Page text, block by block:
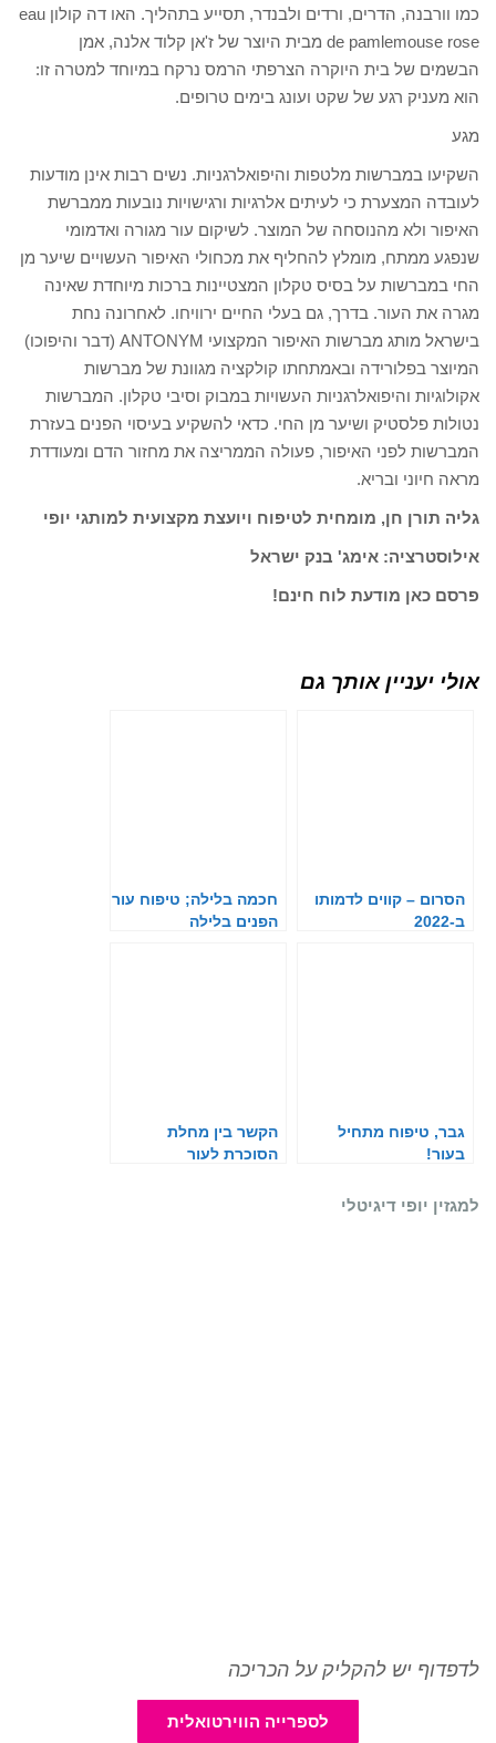
כמו וורבנה, הדרים, ורדים ולבנדר, תסייע בתהליך. האו דה קולון eau
de pamlemouse rose מבית היוצר של ז'אן קלוד אלנה, אמן
הבשמים של בית היוקרה הצרפתי הרמס נרקח במיוחד למטרה זו:
הוא מעניק רגע של שקט ועונג בימים טרופים.
מגע
השקיעו במברשות מלטפות והיפואלרגניות. נשים רבות אינן מודעות
לעובדה המצערת כי לעיתים אלרגיות ורגישויות נובעות ממברשת
האיפור ולא מהנוסחה של המוצר. לשיקום עור מגורה ואדמומי
שנפגע ממתח, מומלץ להחליף את מכחולי האיפור העשויים שיער מן
החי במברשות על בסיס טקלון המצטיינות ברכות מיוחדת שאינה
מגרה את העור. בדרך, גם בעלי החיים ירוויחו. לאחרונה נחת
בישראל מותג מברשות האיפור המקצועי ANTONYM (דבר והיפוכו)
המיוצר בפלורידה ובאמתחתו קולקציה מגוונת של מברשות
אקולוגיות והיפואלרגניות העשויות במבוק וסיבי טקלון. המברשות
נטולות פלסטיק ושיער מן החי. כדאי להשקיע בעיסוי הפנים בעזרת
המברשות לפני האיפור, פעולה הממריצה את מחזור הדם ומעודדת
מראה חיוני ובריא.
גליה תורן חן, מומחית לטיפוח ויועצת מקצועית למותגי יופי
אילוסטרציה: אימג' בנק ישראל
פרסם כאן מודעת לוח חינם!
אולי יעניין אותך גם
הסרום – קווים לדמותו
ב-2022
חכמה בלילה; טיפוח עור
הפנים בלילה
גבר, טיפוח מתחיל
בעור!
הקשר בין מחלת
הסוכרת לעור
למגזין יופי דיגיטלי
לדפדוף יש להקליק על הכריכה
לספרייה הווירטואלית